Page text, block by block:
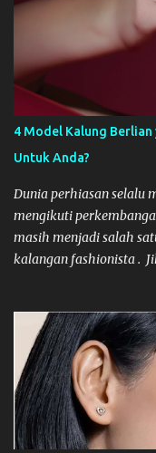
tim internal yang solid.
dengan agency dapat
konsistensi brand, dan
Berikut adalah tips
sukses dan bertahan
Sangat Penting?
seringkali
memerlukan waktu
perusahaan, dan
jangka panjang
4 Model Kalung
Untuk Anda?
Dunia perhiasan selalu
mengikuti
masih menjadi salah
kalangan fashionista .
yang sedang mencari
artikel ini akan
yang lagi viral. Yuk,
pembahasannya, di
yang Lagi Viral Dan
diamond yang